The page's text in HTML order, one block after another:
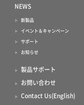
NEWS
新製品
イベント＆キャンペーン
サポート
お知らせ
製品サポート
お問い合わせ
Contact Us(English)